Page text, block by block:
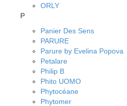
ORLY
P
Panier Des Sens
PARURE
Parure by Evelina Popova
Petalare
Philip B
Phito UOMO
Phytocéane
Phytomer